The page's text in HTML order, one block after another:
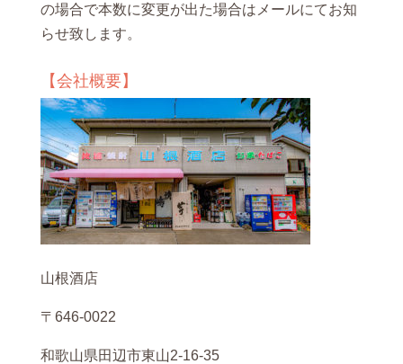
の場合で本数に変更が出た場合はメールにてお知
らせ致します。
【会社概要】
山根酒店
〒646-0022
和歌山県田辺市東山2-16-35